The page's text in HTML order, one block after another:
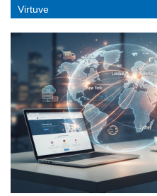
Virtuve